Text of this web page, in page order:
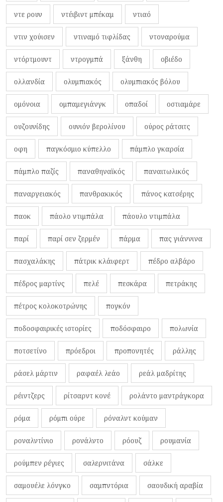
ντε ρουν ντέιβιντ μπέκαμ ντιαό
ντιν χούισεν ντιναμό τιφλίδας ντοναρούμα
ντόρτμουντ ντρογμπά ξάνθη οβιέδο
ολλανδία ολυμπιακός ολυμπιακός βόλου
ομόνοια ομπαμεγιάνγκ οπαδοί οστιαμάρε
ουζουνίδης ουνιόν βερολίνου ούρος ράτσιτς
οφη παγκόσμιο κύπελλο πάμπλο γκαρσία
πάμπλο παζίς παναθηναϊκός παναιτωλικός
παναργειακός πανθρακικός πάνος κατσέρης
παοκ πάολο ντιμπάλα πάουλο ντιμπάλα
παρί παρί σεν ζερμέν πάρμα πας γιάννινα
πασχαλάκης πάτρικ κλάιφερτ πέδρο αλβάρο
πέδρος μαρτίνς πελέ πεσκάρα πετράκης
πέτρος κολοκοτρώνης πογκόν
ποδοσφαιρικές ιστορίες ποδόσφαιρο πολωνία
ποτσετίνο πρόεδροι προπονητές ράλλης
ράσελ μάρτιν ραφαέλ λεάο ρεάλ μαδρίτης
ρέιντζερς ρίτσαρντ κονέ ρολάντο μαντράγκορα
ρόμα ρόμπι ούρε ρόναλντ κούμαν
ροναλντίνιο ρονάλντο ρόουζ ρουμανία
ρούμπεν ρέγιες σαλερνιτάνα σάλκε
σαμουέλε λόνγκο σαμπντόρια σαουδική αραβία